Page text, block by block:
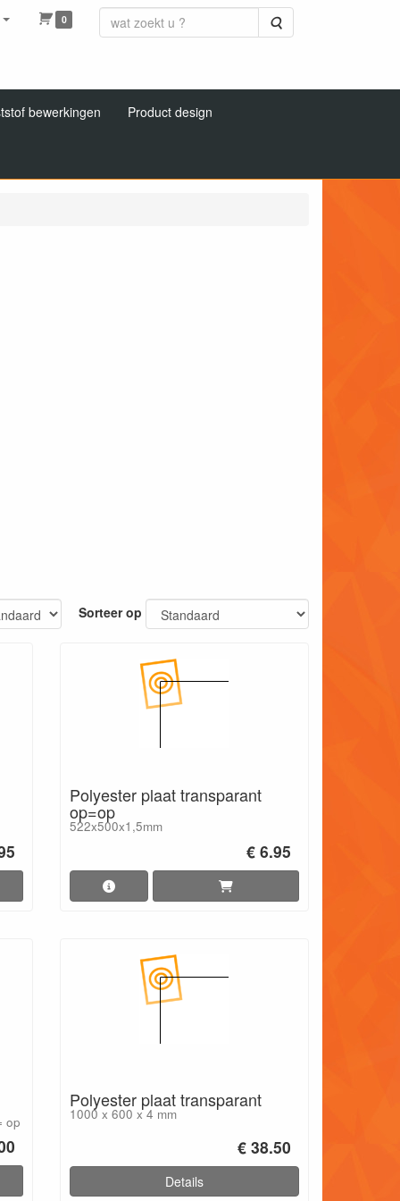
0 Zoeken
bewerkingen Product design
Sorteer op
Polyester plaat transparant
op=op
522x500x1,5mm
€ 6.95
op
Polyester plaat transparant
1000 x 600 x 4 mm
€ 38.50
Details